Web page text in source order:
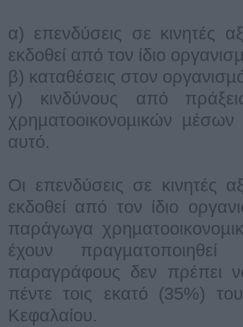
α) επενδύσεις σε κινητές
εκδοθεί από τον ίδιο
β) καταθέσεις στον
γ) κινδύνους από
χρηµατοοικονοµικών
αυτό.
Οι επενδύσεις σε κινητές
εκδοθεί από τον ίδιο
παράγωγα
έχουν
παραγράφους δεν πρέπει
πέντε τοις εκατό (35%)
Κεφαλαίου.